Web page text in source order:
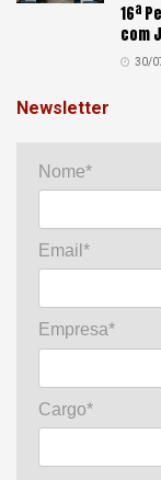
16ª
com
30/
Newsletter
Nome*
Email*
Empresa*
Cargo*